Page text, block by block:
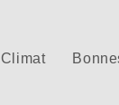
Climat